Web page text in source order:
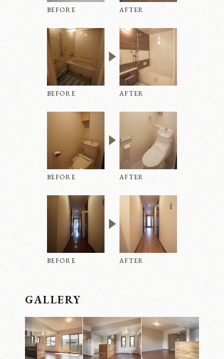
不動産の売却・購入
オフィスリノベーション
実績紹介
会社概要
BEFORE AFTER
BEFORE AFTER
BEFORE AFTER
BEFORE AFTER
GALLERY